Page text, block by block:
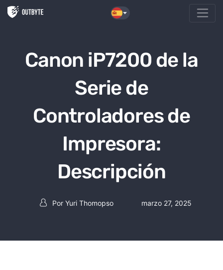
Saltar al contenido
Canon iP7200 de la
Serie de
Controladores de
Impresora:
Descripción
Post autor
Por Yuri Thomopso marzo 27, 2025